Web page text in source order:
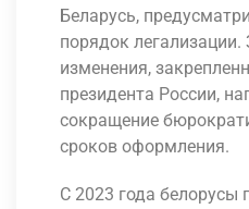
Беларусь,
порядок
изменения,
президента России,
сокращение
сроков оформления.
С 2023 года белорусы